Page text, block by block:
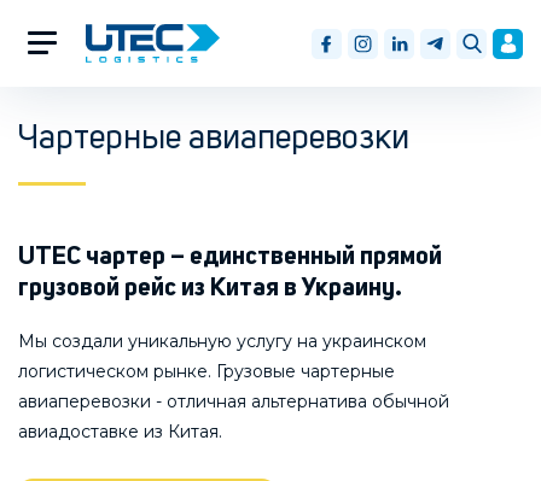
Чартерные авиаперевозки
UTEC чартер – единственный прямой
грузовой рейс из Китая в Украину.
Мы создали уникальную услугу на украинском
логистическом рынке. Грузовые чартерные
авиаперевозки - отличная альтернатива обычной
авиадоставке из Китая.